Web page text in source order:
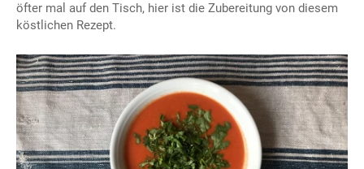
öfter mal auf den Tisch, hier ist die Zubereitung von diesem
köstlichen Rezept.